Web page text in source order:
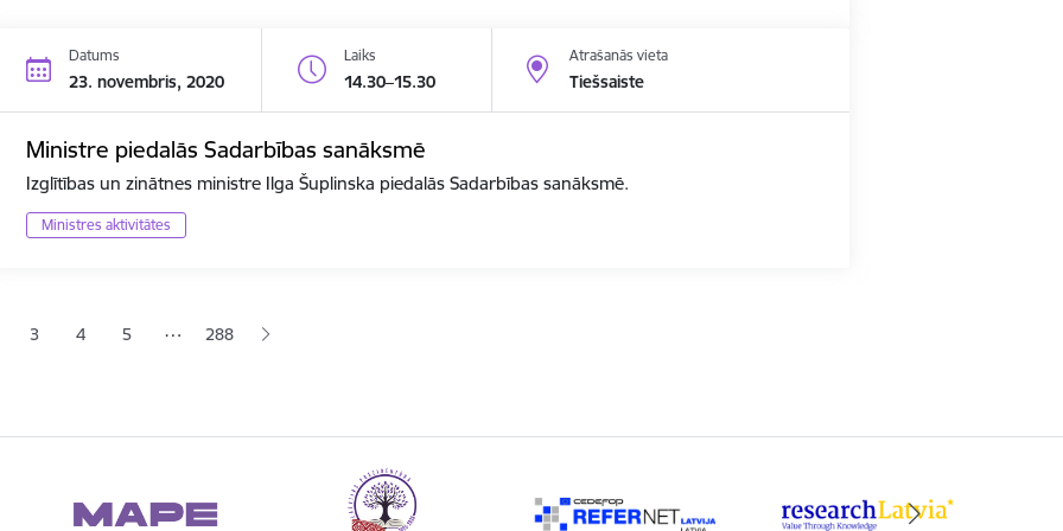
Datums
23. novembris, 2020
Laiks
14.30–15.30
Atrašanās vieta
Tiešsaiste
Ministre piedalās Sadarbības sanāksmē
Izglītības un zinātnes ministre Ilga Šuplinska piedalās Sadarbības sanāksmē.
Ministres aktivitātes
lapaLapa
3 Lapa
4 Lapa
5 … 288